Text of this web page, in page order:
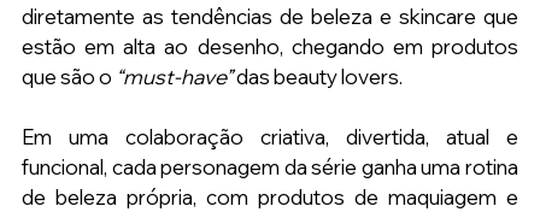
diretamente as tendências de beleza e skincare que
estão em alta ao desenho, chegando em produtos
que são o “must-have” das beauty lovers.
Em uma colaboração criativa, divertida, atual e
funcional, cada personagem da série ganha uma rotina
de beleza própria, com produtos de maquiagem e